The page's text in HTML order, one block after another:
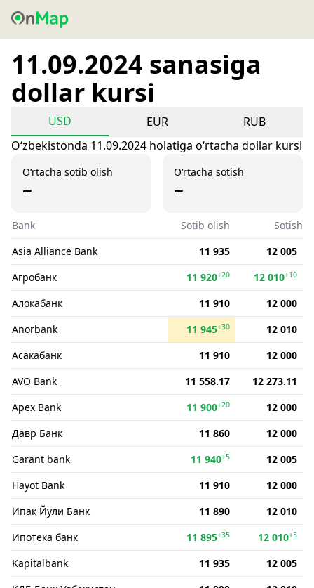
11.09.2024 sanasiga
dollar kursi
USD EUR
RUB
Oʻzbekistonda 11.09.2024 holatiga oʻrtacha dollar kursi
O‘rtacha sotib olish
~
O‘rtacha sotish
~
Bank Sotib olish
Sotish
Asia Alliance Bank
11 935
12 005
Агробанк
11 920+20 12 010+10
Алокабанк 11 910
12 000
Anorbank
11 945+30
12 010
Асакабанк
11 910
12 000
AVO Bank
11 558.17
12 273.11
Apex Bank
11 900+20
12 000
Давр Банк
11 860
12 000
Garant bank
11 940+5
12 005
Hayot Bank
11 910
12 000
Ипак Йули Банк
11 890
12 010
Ипотека банк
11 895+35 12 010+5
Kapitalbank 11 935
12 005